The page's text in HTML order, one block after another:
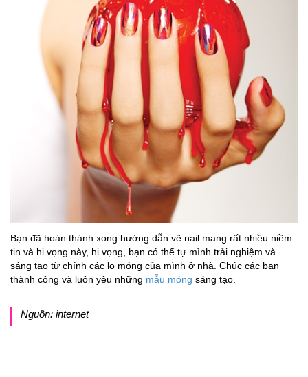
Bạn đã hoàn thành xong hướng dẫn vẽ nail mang rất nhiều niềm
tin và hi vọng này, hi vọng, bạn có thể tự mình trải nghiệm và
sáng tạo từ chính các lọ móng của mình ở nhà. Chúc các bạn
thành công và luôn yêu những mẫu móng sáng tạo.
Nguồn: internet